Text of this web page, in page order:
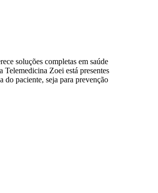
soluções completas em saúde
Telemedicina Zoei está presentes
do paciente, seja para prevenção